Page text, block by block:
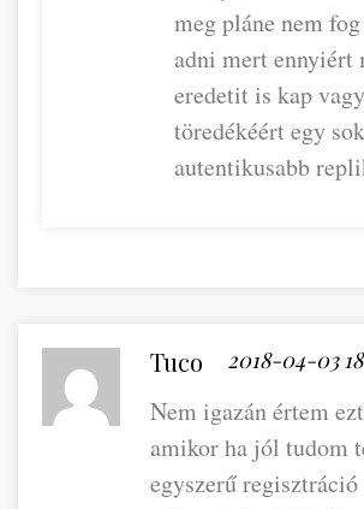
meg pláne nem
adni mert ennyiért
eredetit is kap
töredékéért egy
autentikusabb
Tuco 2018-04-03
Nem igazán értem
amikor ha jól tudom
egyszerű regisztráció